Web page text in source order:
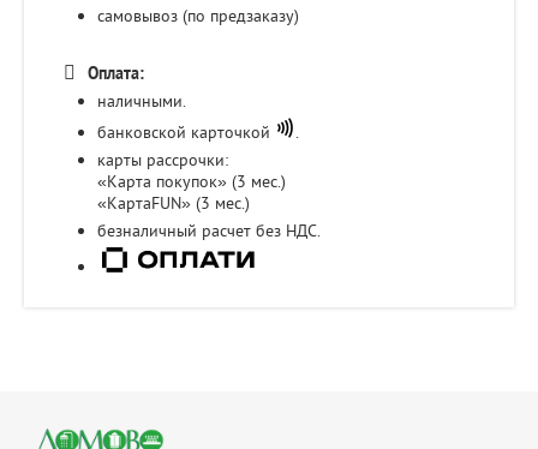
самовывоз (по предзаказу)
Оплата:
наличными.
банковской карточкой
.
карты рассрочки:
«Карта покупок» (3 мес.)
«КартаFUN» (3 мес.)
безналичный расчет без НДС.